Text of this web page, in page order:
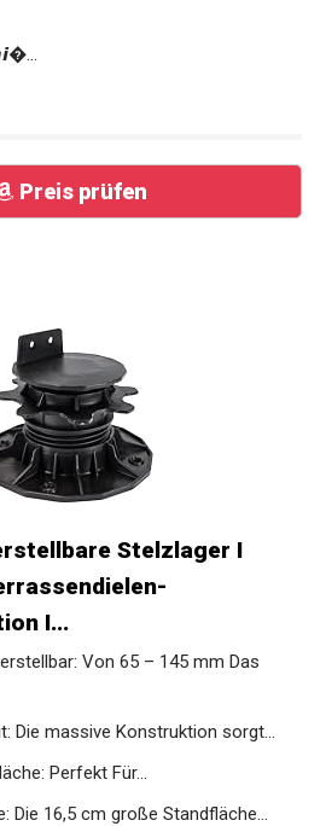
Preis prüfen
Stelzlager I
I...
Von 65 – 145 mm Das
Die massive Konstruktion sorgt...
Perfekt Für...
Die 16,5 cm große Standfläche...